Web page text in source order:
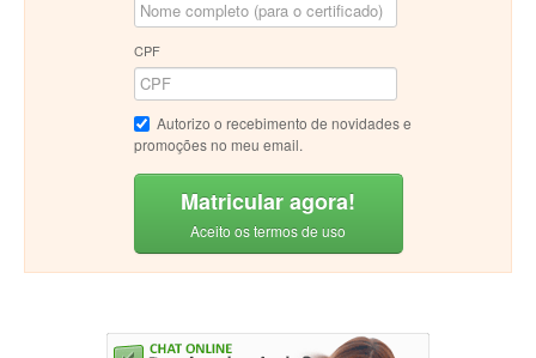
CPF
Autorizo o recebimento de novidades e
promoções no meu email.
Matricular agora!
Aceito os termos de uso